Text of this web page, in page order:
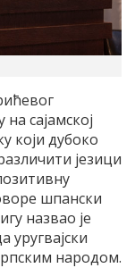
сајамској
који дубоко
језици
шпански
назвао је
народом.